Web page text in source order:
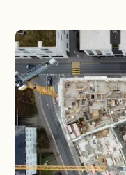
erfolgte der
Spannweite.